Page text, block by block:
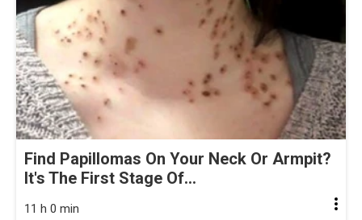
Find Papillomas On Your Neck Or Armpit?
It's The First Stage Of...
11 h 0 min